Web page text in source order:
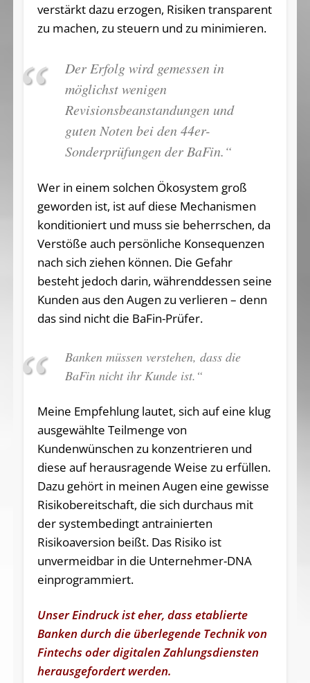
verstärkt dazu erzogen, Risiken transparent
zu machen, zu steuern und zu minimieren.
Der Erfolg wird gemessen in
möglichst wenigen
Revisionsbeanstandungen und
guten Noten bei den 44er-
Sonderprüfungen der BaFin.“
Wer in einem solchen Ökosystem groß
geworden ist, ist auf diese Mechanismen
konditioniert und muss sie beherrschen, da
Verstöße auch persönliche Konsequenzen
nach sich ziehen können. Die Gefahr
besteht jedoch darin, währenddessen seine
Kunden aus den Augen zu verlieren – denn
das sind nicht die BaFin-Prüfer.
Banken müssen verstehen, dass die
BaFin nicht ihr Kunde ist.“
Meine Empfehlung lautet, sich auf eine klug
ausgewählte Teilmenge von
Kundenwünschen zu konzentrieren und
diese auf herausragende Weise zu erfüllen.
Dazu gehört in meinen Augen eine gewisse
Risikobereitschaft, die sich durchaus mit
der systembedingt antrainierten
Risikoaversion beißt. Das Risiko ist
unvermeidbar in die Unternehmer-DNA
einprogrammiert.
Unser Eindruck ist eher, dass etablierte
Banken durch die überlegende Technik von
Fintechs oder digitalen Zahlungsdiensten
herausgefordert werden.